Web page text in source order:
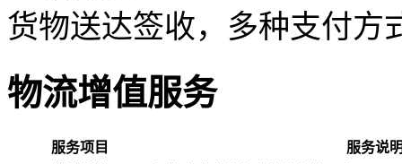
货物送达签收，多种支付方
物流增值服务
服务项目
服务说